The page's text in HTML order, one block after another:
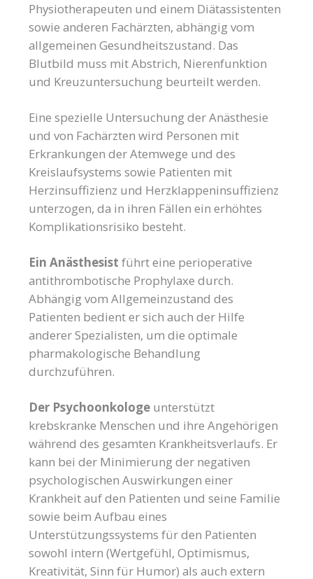
Physiotherapeuten und einem Diätassistenten
sowie anderen Fachärzten, abhängig vom
allgemeinen Gesundheitszustand. Das
Blutbild muss mit Abstrich, Nierenfunktion
und Kreuzuntersuchung beurteilt werden.
Eine spezielle Untersuchung der Anästhesie
und von Fachärzten wird Personen mit
Erkrankungen der Atemwege und des
Kreislaufsystems sowie Patienten mit
Herzinsuffizienz und Herzklappeninsuffizienz
unterzogen, da in ihren Fällen ein erhöhtes
Komplikationsrisiko besteht.
Ein Anästhesist führt eine perioperative
antithrombotische Prophylaxe durch.
Abhängig vom Allgemeinzustand des
Patienten bedient er sich auch der Hilfe
anderer Spezialisten, um die optimale
pharmakologische Behandlung
durchzuführen.
Der Psychoonkologe unterstützt
krebskranke Menschen und ihre Angehörigen
während des gesamten Krankheitsverlaufs. Er
kann bei der Minimierung der negativen
psychologischen Auswirkungen einer
Krankheit auf den Patienten und seine Familie
sowie beim Aufbau eines
Unterstützungssystems für den Patienten
sowohl intern (Wertgefühl, Optimismus,
Kreativität, Sinn für Humor) als auch extern